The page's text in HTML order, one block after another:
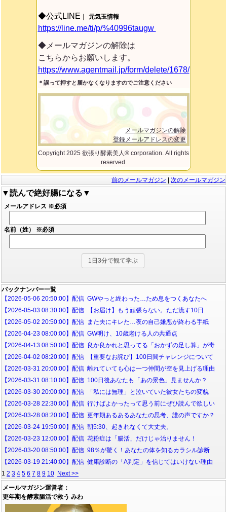
◆公式LINE 元気玉情報
https://line.me/ti/p/%40996taugw
◆メールマガジンの解除は
こちらからお願いします。
https://www.agentmail.jp/form/delete/1678/
＊誤って押すと届かなくなりますのでご注意ください
メールマガジンの解除
登録メールアドレスの変更
Copyright 2025 欲張り酵素美人® corporation. All rights
reserved.
前のメールマガジン 次のメールマガジン
▼読んで絶好腸になる▼
メールアドレス ※必須
名前（姓） ※必須
バックナンバー一覧
【2026-05-06 20:50:00】配信 GWやっと終わった…ため息をつくあなたへ
【2026-05-03 08:30:00】配信 【お届け】もう頑張らない。ただ流す10日
【2026-05-02 20:50:00】配信 また夫にキレた…夜の自己嫌悪が終わる手紙
【2026-04-23 08:00:00】配信 GW明け、10歳老ける人の共通点
【2026-04-13 08:50:00】配信 良か良かれと思ってる「おかずの足し算」が毒
【2026-04-02 08:20:00】配信 【重要なお詫び】100日間チャレンジについて
【2026-03-31 20:00:00】配信 離れていても心は一つ仲間が空を見上げる理由
【2026-03-31 08:10:00】配信 100日後あなたも「あの景色」見ませんか？
【2026-03-30 20:00:00】配信 「私には無理」と泣いていた彼女たちの変貌
【2026-03-28 22:30:00】配信 行けばよかったって思う前にぜひ読んで欲しい
【2026-03-28 08:20:00】配信 更年期あるあるあなたの思考、誰の声ですか？
【2026-03-24 19:50:00】配信 朝5:30、起きれなくて大丈夫。
【2026-03-23 12:00:00】配信 花粉症は「腸活」だけじゃ治りません！
【2026-03-20 08:50:00】配信 98％が驚く！あなたの体を知るカラシル診断
【2026-03-19 21:40:00】配信 健康診断の「A判定」を信じてはいけない理由
1 2 3 4 5 6 7 8 9 10 Next >>
メールマガジン運営者：
更年期を酵素腸活で救う みわ